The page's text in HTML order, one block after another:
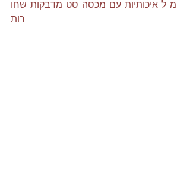
מ-ל-איכותיות-עם-מכסה-סט-מדבקות-שחו
רות